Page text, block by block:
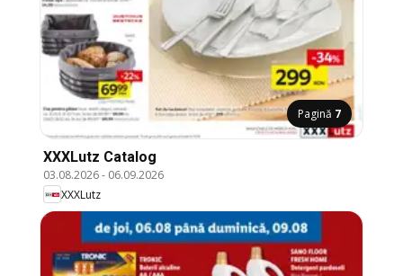
Pagină 7
XXXLutz Catalog
03.08.2026- 06.09.2026
XXXLutz